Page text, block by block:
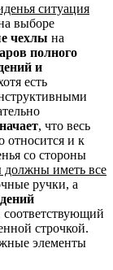
ситуация
выборе
чехлы на
полного
и
есть
, что весь
относится и к
со стороны
должны иметь все
ручки, а
соответствующий
строчкой.
элементы